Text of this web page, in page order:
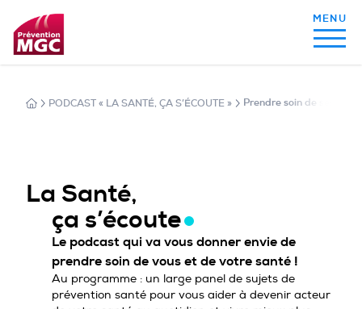
MON ALIMENTATION
MON ACTIVITÉ PHYSIQUE
MA SANTÉ AU QUOTIDIEN
PODCAST « LA SANTÉ, ÇA S’ÉCOUTE » Prendre soin de ses
La Santé,
ça s’écoute
Le podcast qui va vous donner envie de
prendre soin de vous et de votre santé !
Au programme : un large panel de sujets de
prévention santé pour vous aider à devenir acteur